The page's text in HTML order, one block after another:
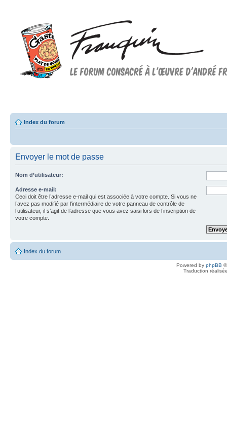
Index du forum
Envoyer le mot de passe
Nom d’utilisateur:
Adresse e-mail:
Ceci doit être l’adresse e-mail qui est associée à votre compte. Si vous ne
l’avez pas modifié par l’intermédiaire de votre panneau de contrôle de
l’utilisateur, il s’agit de l’adresse que vous avez saisi lors de l’inscription de
votre compte.
Index du forum
Powered by phpBB
Traduction